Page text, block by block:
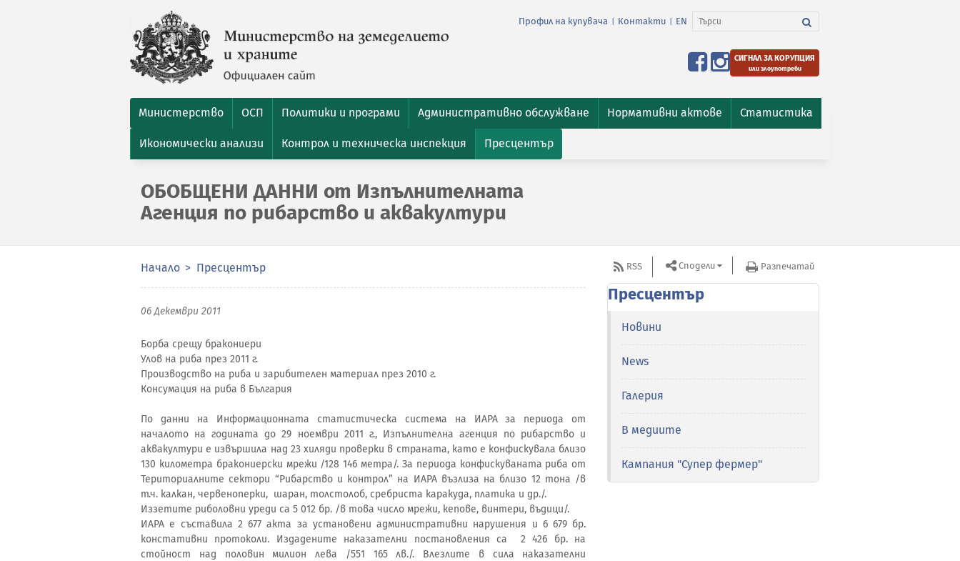
Профил на купувача Контакти EN
СИГНАЛ ЗА КОРУПЦИЯ
или злоупотреби
Министерство ОСП Политики и програми Административно обслужване Нормативни актове Статистика
Икономически анализи Контрол и техническа инспекция Пресцентър
ОБОБЩЕНИ ДАННИ от Изпълнителната
Агенция по рибарство и аквакултури
Начало Пресцентър
06 Декември 2011
Борба срещу бракониери
Улов на риба през 2011 г.
Производство на риба и зарибителен материал през 2010 г.
Консумация на риба в България
По данни на Информационната статистическа система на ИАРА за периода от
началото на годината до 29 ноември 2011 г., Изпълнителна агенция по рибарство и
аквакултури е извършила над 23 хиляди проверки в страната, като е конфискувала близо
130 километра бракониерски мрежи /128 146 метра/. За периода конфискуваната риба от
Териториалните сектори “Рибарство и контрол” на ИАРА възлиза на близо 12 тона /в
т.ч. калкан, червеноперки, шаран, толстолоб, сребриста каракуда, платика и др./.
Иззетите риболовни уреди са 5 012 бр. /в това число мрежи, кепове, винтери, въдици/.
ИАРА е съставила 2 677 акта за установени административни нарушения и 6 679 бр.
констативни протоколи. Издадените наказателни постановления са 2 426 бр. на
стойност над половин милион лева /551 165 лв./. Влезлите в сила наказателни
RSS Сподели Разпечатай
Пресцентър
Новини
News
Галерия
В медиите
Кампания "Супер фермер"